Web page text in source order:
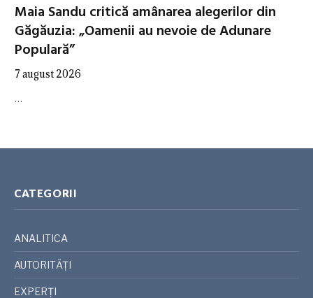
Maia Sandu critică amânarea alegerilor din
Găgăuzia: „Oamenii au nevoie de Adunare
Populară”
7 august 2026
…
CATEGORII
ANALITICA
AUTORITĂȚI
EXPERȚI